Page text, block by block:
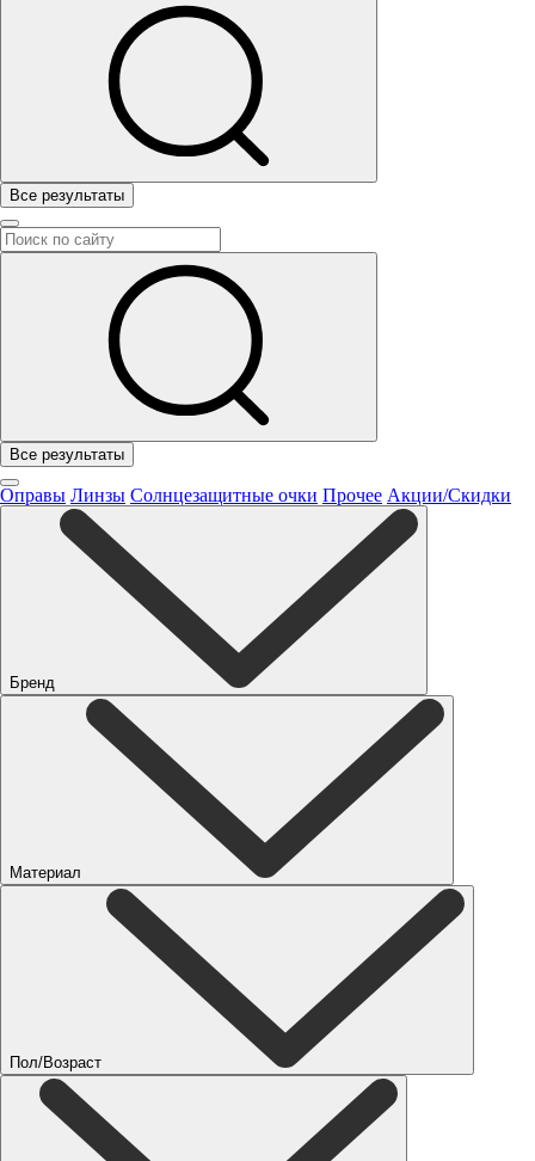
Все результаты
Все результаты
Оправы Линзы Солнцезащитные очки Прочее Акции/Скидки
Бренд
Материал
Пол/Возраст